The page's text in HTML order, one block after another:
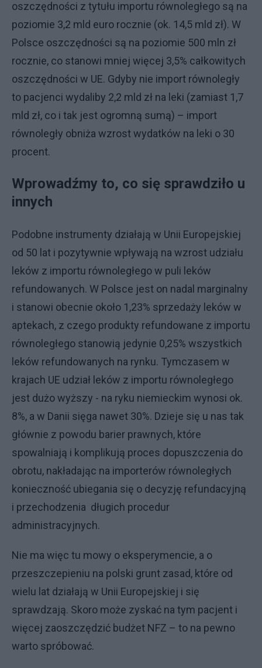
oszczędności z tytułu importu równoległego są na
poziomie 3,2 mld euro rocznie (ok. 14,5 mld zł). W
Polsce oszczędności są na poziomie 500 mln zł
rocznie, co stanowi mniej więcej 3,5% całkowitych
oszczędności w UE. Gdyby nie import równoległy
to pacjenci wydaliby 2,2 mld zł na leki (zamiast 1,7
mld zł, co i tak jest ogromną sumą) – import
równoległy obniża wzrost wydatków na leki o 30
procent.
Wprowadźmy to, co się sprawdziło u
innych
Podobne instrumenty działają w Unii Europejskiej
od 50 lat i pozytywnie wpływają na wzrost udziału
leków z importu równoległego w puli leków
refundowanych. W Polsce jest on nadal marginalny
i stanowi obecnie około 1,23% sprzedaży leków w
aptekach, z czego produkty refundowane z importu
równoległego stanowią jedynie 0,25% wszystkich
leków refundowanych na rynku. Tymczasem w
krajach UE udział leków z importu równoległego
jest dużo wyższy - na ryku niemieckim wynosi ok.
8%, a w Danii sięga nawet 30%. Dzieje się u nas tak
głównie z powodu barier prawnych, które
spowalniają i komplikują proces dopuszczenia do
obrotu, nakładając na importerów równoległych
konieczność ubiegania się o decyzję refundacyjną
i przechodzenia długich procedur
administracyjnych.
Nie ma więc tu mowy o eksperymencie, a o
przeszczepieniu na polski grunt zasad, które od
wielu lat działają w Unii Europejskiej i się
sprawdzają. Skoro może zyskać na tym pacjent i
więcej zaoszczędzić budżet NFZ – to na pewno
warto spróbować.